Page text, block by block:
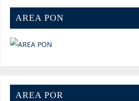
AREA PON
AREA POR